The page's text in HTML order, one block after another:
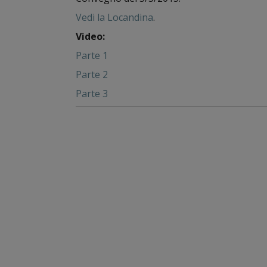
Vedi la Locandina.
Video:
Parte 1
Parte 2
Parte 3